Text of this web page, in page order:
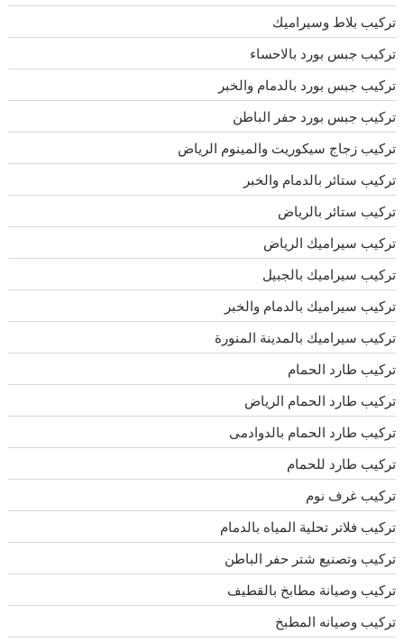
تركيب بلاط وسيراميك
تركيب جبس بورد بالاحساء
تركيب جبس بورد بالدمام والخبر
تركيب جبس بورد حفر الباطن
تركيب زجاج سيكوريت والمينوم الرياض
تركيب ستائر بالدمام والخبر
تركيب ستائر بالرياض
تركيب سيراميك الرياض
تركيب سيراميك بالجبيل
تركيب سيراميك بالدمام والخبر
تركيب سيراميك بالمدينة المنورة
تركيب طارد الحمام
تركيب طارد الحمام الرياض
تركيب طارد الحمام بالدوادمى
تركيب طارد للحمام
تركيب غرف نوم
تركيب فلاتر تحلية المياه بالدمام
تركيب وتصنيع شتر حفر الباطن
تركيب وصيانة مطابخ بالقطيف
تركيب وصيانه المطبخ